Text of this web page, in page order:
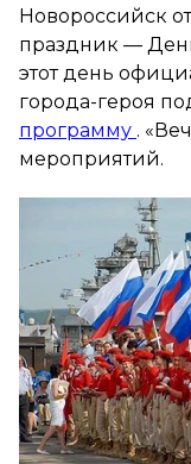
Новороссийск
праздник — День
этот день
города-героя
программу .
мероприятий.